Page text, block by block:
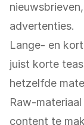
advertenties.
Lange- en
juist korte
hetzelfde
Raw-
content te